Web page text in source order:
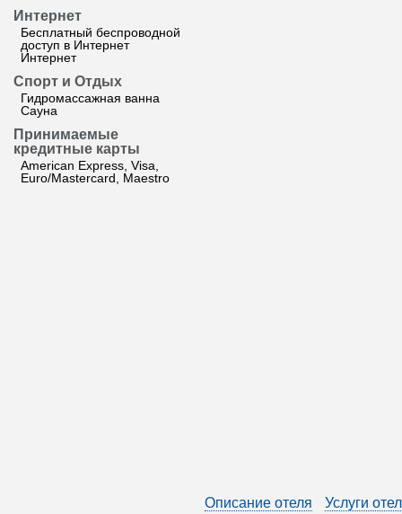
Интернет
Бесплатный беспроводной
доступ в Интернет
Интернет
Спорт и Отдых
Гидромассажная ванна
Сауна
Принимаемые
кредитные карты
American Express, Visa,
Euro/Mastercard, Maestro
Описание отеля Услуги